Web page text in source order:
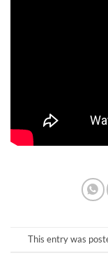
This entry was